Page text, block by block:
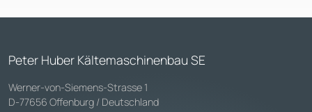
Peter Huber Kältemaschinenbau SE
Werner-von-Siemens-Strasse 1
D-77656 Offenburg / Deutschland